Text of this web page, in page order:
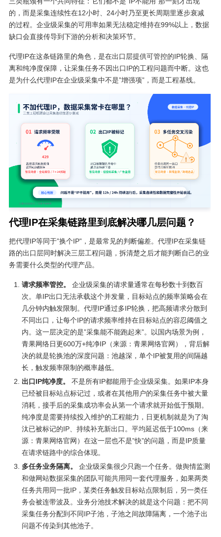
的，而是采集连续性在12小时、24小时乃至更长周期里逐步衰减
的过程。企业级采集的可用率如果无法稳定维持在99%以上，数据
缺口会直接传导到下游的分析和决策环节。
代理IP在这条链路里的角色，是在出口层提供可管控的IP轮换、隔
离和纯净度保障，让采集任务不因出口IP的工程问题而中断。这也
是为什么代理IP在企业级采集中不是”增强项”，而是工程基线。
代理IP在采集链路里到底解决哪几层问题？
把代理IP等同于”换个IP”，是最常见的判断偏差。代理IP在采集链
路的出口层同时解决三层工程问题，拆清楚之后才能判断自己的业
务需要什么类型的代理产品。
请求频率管控。
企业级采集的请求量通常在每秒数十到数百
次。单IP出口无法承载这个并发量，目标站点的频率策略会在
几分钟内触发限制。代理IP通过多IP轮换，把高频请求分散到
不同出口，让每个IP的请求频率维持在目标站点的容忍阈值之
内。这一层决定的是”采集能不能跑起来”。以国内场景为例，
青果网络日更600万+纯净IP（来源：青果网络官网），背后解
决的就是轮换池的深度问题：池越深，单个IP被复用的间隔越
长，触发频率限制的概率越低。
出口IP纯净度。
不是所有IP都能用于企业级采集。如果IP本身
已经被目标站点标记过，或者在其他用户的采集任务中被大量
消耗，接手后的采集成功率会从第一个请求就开始低于预期。
纯净度是需要持续投入维护的工程能力，日更机制就是为了淘
汰已被标记的IP、持续补充新出口。平均延迟低于100ms（来
源：青果网络官网）在这一层也不是”快”的问题，而是IP质量
在请求链路中的综合体现。
多任务业务隔离。
企业级采集很少只跑一个任务。做舆情监测
和做网站数据采集的团队可能共用同一套代理服务，如果两类
任务共用同一批IP，某类任务触发目标站点限制后，另一类任
务会被连带波及。业务分池技术解决的就是这个问题：把不同
采集任务分配到不同IP子池，子池之间故障隔离，一个池子出
问题不传染到其他池子。